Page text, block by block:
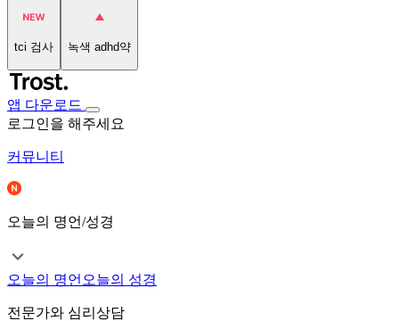
tci 검사 녹색 adhd약
앱 다운로드
로그인을 해주세요
커뮤니티
오늘의 명언/성경
오늘의 명언 오늘의 성경
전문가와 심리상담